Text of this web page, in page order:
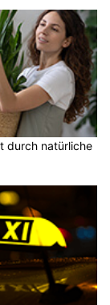
durch natürliche